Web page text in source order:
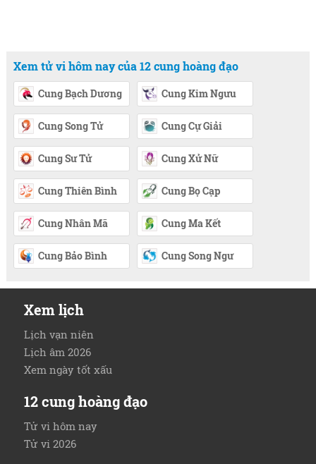
Xem tử vi hôm nay của 12 cung hoàng đạo
Cung Bạch Dương Cung Kim Ngưu
Cung Song Tử Cung Cự Giải
Cung Sư Tử Cung Xử Nữ
Cung Thiên Bình Cung Bọ Cạp
Cung Nhân Mã Cung Ma Kết
Cung Bảo Bình Cung Song Ngư
Xem lịch
Lịch vạn niên
Lịch âm 2026
Xem ngày tốt xấu
12 cung hoàng đạo
Tử vi hôm nay
Tử vi 2026